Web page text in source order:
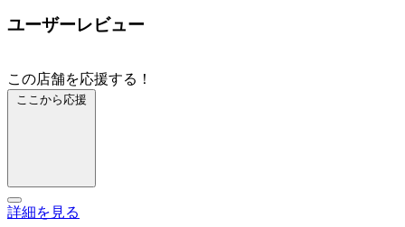
ユーザーレビュー
この店舗を応援する！
ここから応援
詳細を見る